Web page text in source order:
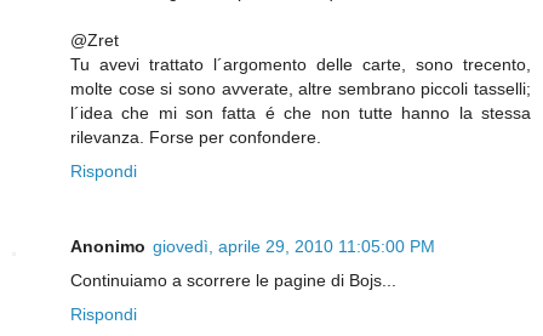
@Zret
Tu avevi trattato l´argomento delle carte, sono trecento,
molte cose si sono avverate, altre sembrano piccoli tasselli;
l´idea che mi son fatta é che non tutte hanno la stessa
rilevanza. Forse per confondere.
Rispondi
Anonimo giovedì, aprile 29, 2010 11:05:00 PM
Continuiamo a scorrere le pagine di Bojs...
Rispondi